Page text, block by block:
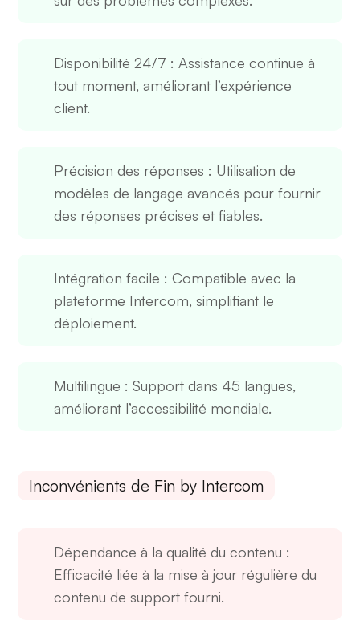
Disponibilité 24/7 : Assistance continue à
tout moment, améliorant l’expérience
client.
Précision des réponses : Utilisation de
modèles de langage avancés pour fournir
des réponses précises et fiables.
Intégration facile : Compatible avec la
plateforme Intercom, simplifiant le
déploiement.
Multilingue : Support dans 45 langues,
améliorant l’accessibilité mondiale.
Inconvénients de Fin by Intercom
Dépendance à la qualité du contenu :
Efficacité liée à la mise à jour régulière du
contenu de support fourni.